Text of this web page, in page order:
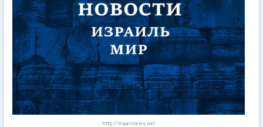
http://maannews.net